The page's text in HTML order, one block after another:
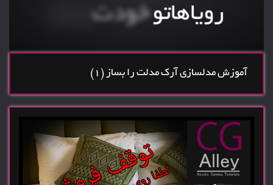
رویاهاتوخودتبساز
گروه پشتیبانی حرفه ای
آموزش مدلسازی آرک مدلت را بساز (1)